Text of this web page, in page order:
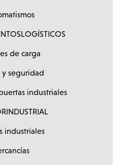
de carga
y seguridad
industriales
industriales